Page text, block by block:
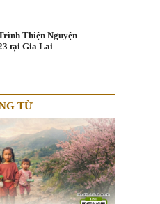
Thiện Nguyện
tại Gia Lai
TỪ